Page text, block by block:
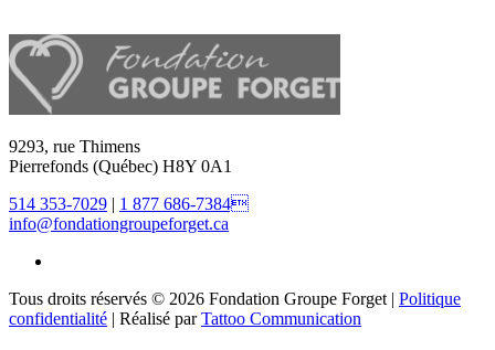
9293, rue Thimens
Pierrefonds (Québec) H8Y 0A1
514 353-7029 | 1 877 686-7384
info@fondationgroupeforget.ca
Tous droits réservés © 2026 Fondation Groupe Forget | Politique
confidentialité | Réalisé parTattoo Communication